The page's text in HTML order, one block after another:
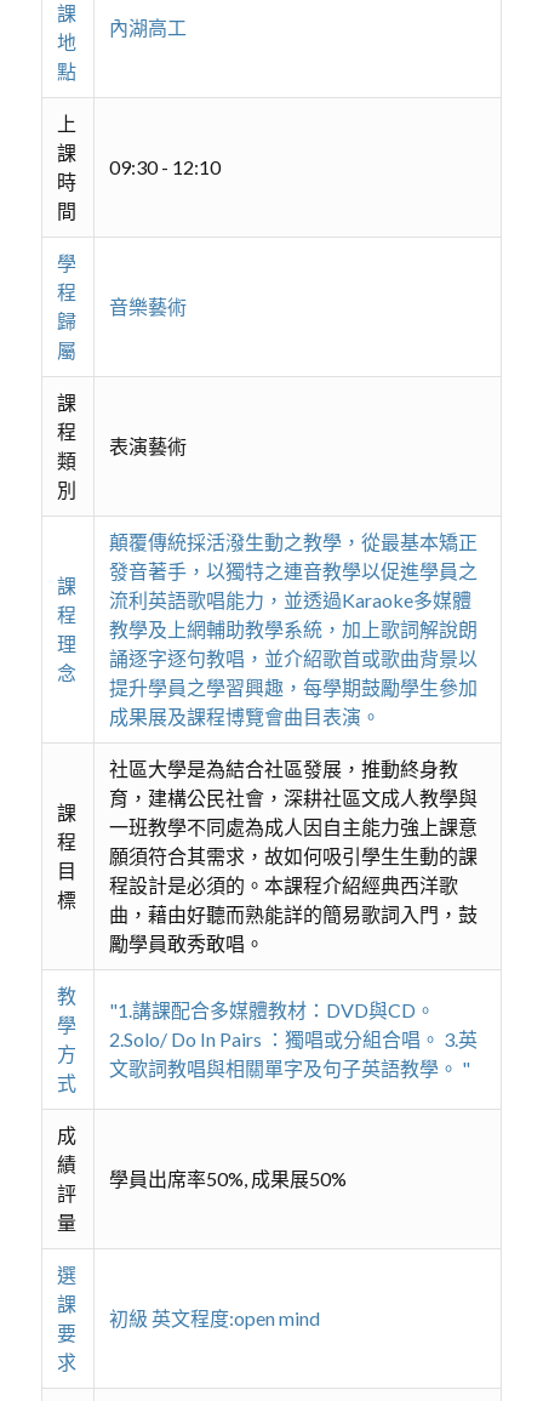
課
地
點
內湖高工
上
課
時
間
09:30 - 12:10
學
程
歸
屬
音樂藝術
課
程
類
別
表演藝術
課
程
理
念
顛覆傳統採活潑生動之教學，從最基本矯正
發音著手，以獨特之連音教學以促進學員之
流利英語歌唱能力，並透過Karaoke多媒體
教學及上網輔助教學系統，加上歌詞解說朗
誦逐字逐句教唱，並介紹歌首或歌曲背景以
提升學員之學習興趣，每學期鼓勵學生參加
成果展及課程博覽會曲目表演。
課
程
目
標
社區大學是為結合社區發展，推動終身教
育，建構公民社會，深耕社區文成人教學與
一班教學不同處為成人因自主能力強上課意
願須符合其需求，故如何吸引學生生動的課
程設計是必須的。本課程介紹經典西洋歌
曲，藉由好聽而熟能詳的簡易歌詞入門，鼓
勵學員敢秀敢唱。
教
學
方
式
"1.講課配合多媒體教材：DVD與CD。
2.Solo/ Do In Pairs ：獨唱或分組合唱。 3.英
文歌詞教唱與相關單字及句子英語教學。 "
成
績
評
量
學員出席率50%, 成果展50%
選
課
要
求
初級 英文程度:open mind